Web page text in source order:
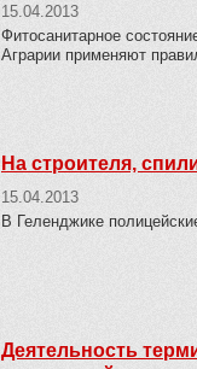
15.04.2013
Фитосанитарное
Аграрии применяют
На строителя,
15.04.2013
В Геленджике
Деятельность